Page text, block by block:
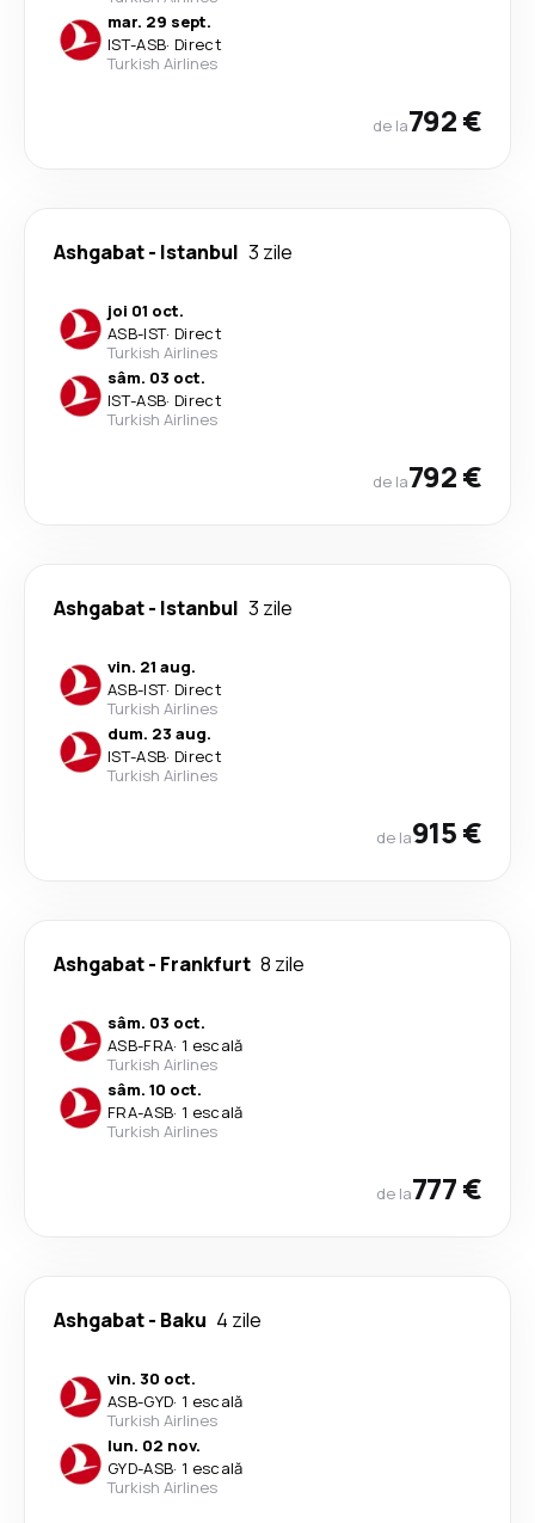
mar. 29 sept.
IST-ASB· Direct
Turkish Airlines
de la792 €
Ashgabat- Istanbul 3 zile
joi 01 oct.
ASB-IST· Direct
Turkish Airlines
sâm. 03 oct.
IST-ASB· Direct
Turkish Airlines
de la792 €
Ashgabat- Istanbul 3 zile
vin. 21 aug.
ASB-IST· Direct
Turkish Airlines
dum. 23 aug.
IST-ASB· Direct
Turkish Airlines
de la915 €
Ashgabat- Frankfurt 8 zile
sâm. 03 oct.
ASB-FRA· 1 escală
Turkish Airlines
sâm. 10 oct.
FRA-ASB· 1 escală
Turkish Airlines
de la777 €
Ashgabat- Baku 4 zile
vin. 30 oct.
ASB-GYD· 1 escală
Turkish Airlines
lun. 02 nov.
GYD-ASB· 1 escală
Turkish Airlines